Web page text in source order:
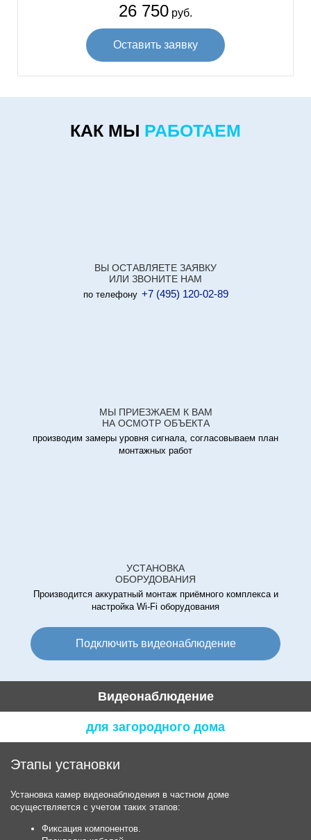
26 750 руб.
Оставить заявку
КАК МЫ РАБОТАЕМ
ВЫ ОСТАВЛЯЕТЕ ЗАЯВКУ
ИЛИ ЗВОНИТЕ НАМ
по телефону +7 (495) 120-02-89
МЫ ПРИЕЗЖАЕМ К ВАМ
НА ОСМОТР ОБЪЕКТА
производим замеры уровня сигнала, согласовываем план
монтажных работ
УСТАНОВКА
ОБОРУДОВАНИЯ
Производится аккуратный монтаж приёмного комплекса и
настройка Wi-Fi оборудования
Подключить видеонаблюдение
Видеонаблюдение
для загородного дома
Этапы установки
Установка камер видеонаблюдения в частном доме
осуществляется с учетом таких этапов:
Фиксация компонентов.